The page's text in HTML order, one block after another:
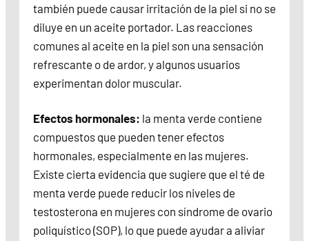
también puede causar irritación de la piel si no se
diluye en un aceite portador. Las reacciones
comunes al aceite en la piel son una sensación
refrescante o de ardor, y algunos usuarios
experimentan dolor muscular.
Efectos hormonales: la menta verde contiene
compuestos que pueden tener efectos
hormonales, especialmente en las mujeres.
Existe cierta evidencia que sugiere que el té de
menta verde puede reducir los niveles de
testosterona en mujeres con síndrome de ovario
poliquístico (SOP), lo que puede ayudar a aliviar